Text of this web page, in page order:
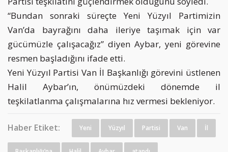
“Bundan sonraki süreçte Yeni Yüzyıl Partimizin
Van’da bayrağını daha ileriye taşımak için var
gücümüzle çalışacağız” diyen Aybar, yeni görevine
resmen başladığını ifade etti.
Yeni Yüzyıl Partisi Van İl Başkanlığı görevini üstlenen
Halil Aybar’ın, önümüzdeki dönemde il
teşkilatlanma çalışmalarına hız vermesi bekleniyor.
Haber Etiket: Yeni Yüzyıl Partisi Van İl